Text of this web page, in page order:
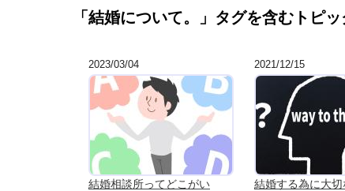
「結婚について。」タグを含むトピ
2023/03/04
結婚相談所ってどこがい
2021/12/15
結婚する為に大